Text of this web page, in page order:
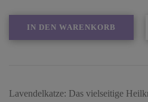
IN DEN WARENKORB
Lavendelkatze: Das vielseitige